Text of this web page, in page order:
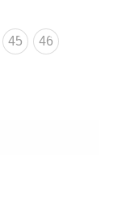
45 46